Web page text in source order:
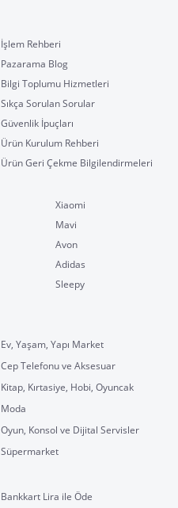
İşlem Rehberi
Pazarama Blog
Bilgi Toplumu Hizmetleri
Sıkça Sorulan Sorular
Güvenlik İpuçları
Ürün Kurulum Rehberi
Ürün Geri Çekme Bilgilendirmeleri
Xiaomi
Mavi
Avon
Adidas
Sleepy
Ev, Yaşam, Yapı Market
Cep Telefonu ve Aksesuar
Kitap, Kırtasiye, Hobi, Oyuncak
Moda
Oyun, Konsol ve Dijital Servisler
Süpermarket
Bankkart Lira ile Öde